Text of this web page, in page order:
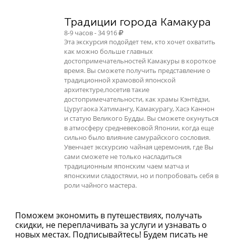
Традиции города Камакура
8-9 часов - 34 916
Эта экскурсия подойдет тем, кто хочет охватить
как можно больше главных
достопримечательностей Камакуры в короткое
время. Вы сможете получить представление о
традиционной храмовой японской
архитектуре,посетив такие
достопримечательности, как храмы Кэнтёдзи,
Цуругаока Хатимангу, Камакурагу, Хасэ Каннон
и статую Великого Будды. Вы сможете окунуться
в атмосферу средневековой Японии, когда еще
сильно было влияние самурайского сословия.
Увенчает экскурсию чайная церемония, где Вы
сами сможете не только насладиться
традиционным японским чаем матча и
японскими сладостями, но и попробовать себя в
роли чайного мастера.
Поможем экономить в путешествиях, получать
скидки, не переплачивать за услуги и узнавать о
новых местах. Подписывайтесь! Будем писать не